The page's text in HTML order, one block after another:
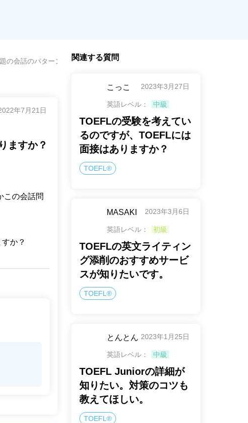
の会話のパターンや流れはありますか？
年7月21日
ますか？
この会話問
か？
関連する質問
こっこ 2023年3月27日
英語レベル： 中級
TOEFLの受験を考えてい
るのですが、TOEFLには
面接はありますか？
TOEFL®
MASAKI 2023年3月6日
英語レベル： 初級
TOEFLの英文ライティン
グ添削のおすすめサービ
スが知りたいです。
TOEFL®
とんとん 2023年1月25日
英語レベル： 中級
TOEFL Juniorの詳細が
知りたい。対策のコツも
教えてほしい。
TOEFL®